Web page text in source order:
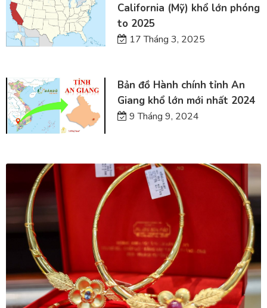
California (Mỹ) khổ lớn phóng
to 2025
17 Tháng 3, 2025
Bản đồ Hành chính tỉnh An
Giang khổ lớn mới nhất 2024
9 Tháng 9, 2024